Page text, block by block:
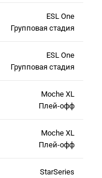
ESL One
Групповая стадия
ESL One
Групповая стадия
Moche XL
Плей-офф
Moche XL
Плей-офф
StarSeries